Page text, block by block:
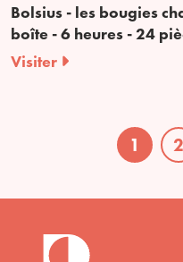
Bolsius - les bougies
boîte - 6 heures - 24
Visiter
1 2